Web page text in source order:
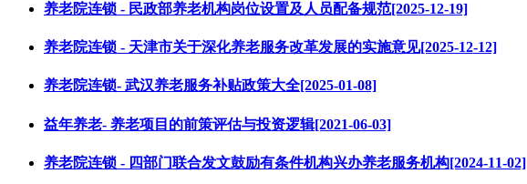
养老院连锁 - 民政部养老机构岗位设置及人员配备规范[2025-12-19]
养老院连锁 - 天津市关于深化养老服务改革发展的实施意见[2025-12-12]
养老院连锁- 武汉养老服务补贴政策大全[2025-01-08]
益年养老- 养老项目的前策评估与投资逻辑[2021-06-03]
养老院连锁 - 四部门联合发文鼓励有条件机构兴办养老服务机构[2024-11-02]